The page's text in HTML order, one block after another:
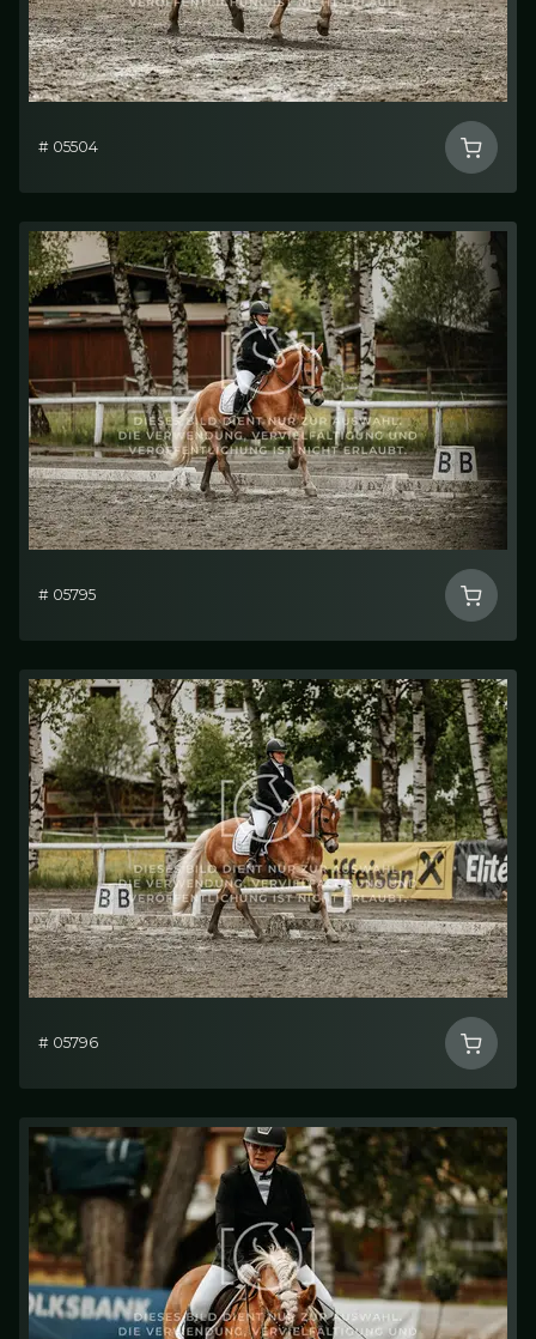
# 05504
# 05795
# 05796